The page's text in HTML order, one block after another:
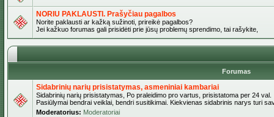
NORIU PAKLAUSTI. Prašyčiau pagalbos
Norite paklausti ar kažką sužinoti, prireikė pagalbos?
Jei kažkuo forumas gali prisidėti prie jūsų problemų sprendimo, tai rašykite,
Forumas
Sidabrinių narių prisistatymas, asmeniniai kambariai
Sidabrinių narių prisistatymas, Po praleidimo pro vartus, prisistatoma per 24 val.
Pasiūlymai bendrai veiklai, bendri susitikimai. Kiekvienas sidabrinis narys turi
Moderatorius: Moderatoriai